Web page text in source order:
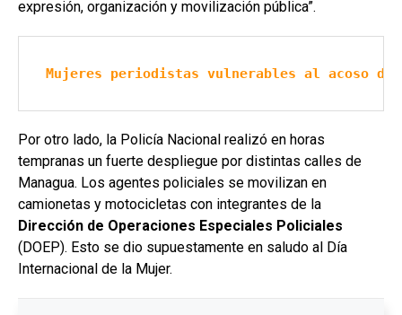
expresión, organización y movilización pública”.
Mujeres periodistas vulnerables al acoso
Por otro lado, la Policía Nacional realizó en horas
tempranas un fuerte despliegue por distintas calles de
Managua. Los agentes policiales se movilizan en
camionetas y motocicletas con integrantes de la
Dirección de Operaciones Especiales Policiales
(DOEP). Esto se dio supuestamente en saludo al Día
Internacional de la Mujer.